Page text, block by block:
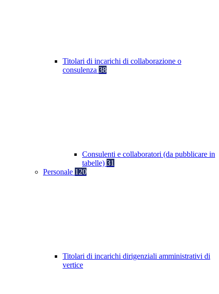
Titolari di incarichi di collaborazione o
consulenza 38
Consulenti e collaboratori (da pubblicare in
tabelle) 31
Personale 120
Titolari di incarichi dirigenziali amministrativi di
vertice